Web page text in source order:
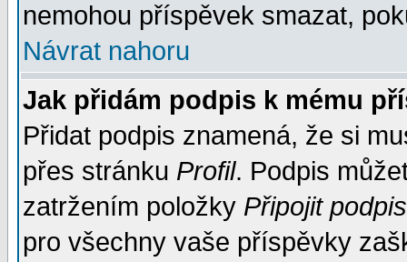
nemohou příspěvek smazat,
Návrat nahoru
Jak přidám podpis k mému
Přidat podpis znamená, že si
přes stránku Profil. Podpis
zatržením položky Připojit podpis
pro všechny vaše příspěvky